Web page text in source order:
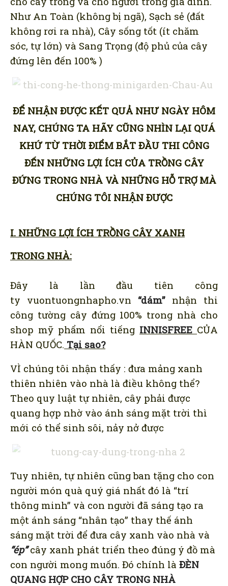
Như An Toàn (không bị ngã), Sạch sẻ (đất
không rơi ra nhà), Cây sống tốt (ít chăm
sóc, tự lớn) và Sang Trọng (độ phủ của cây
đứng lên đến 100% )
ĐỂ NHẬN ĐƯỢC KẾT QUẢ NHƯ NGÀY HÔM
NAY, CHÚNG TA HÃY CŨNG NHÌN LẠI QUÁ
KHỨ TỪ THỜI ĐIỂM BẮT ĐẦU THI CÔNG
ĐẾN NHỮNG LỢI ÍCH CỦA TRỒNG CÂY
ĐỨNG TRONG NHÀ VÀ NHỮNG HỖ TRỢ MÀ
CHÚNG TÔI NHẬN ĐƯỢC
I. NHỮNG LỢI ÍCH TRỒNG CÂY XANH
TRONG NHÀ:
Đây là lần đầu tiên công
ty vuontuongnhapho.vn “dám” nhận thi
công tường cây đứng 100% trong nhà cho
shop mỹ phẩm nổi tiếng INNISFREE CỦA
HÀN QUỐC. Tại sao?
VÌ chúng tôi nhận thấy : đưa mảng xanh
thiên nhiên vào nhà là điều không thể?
Theo quy luật tự nhiên, cây phải được
quang hợp nhờ vào ánh sáng mặt trời thì
mới có thể sinh sôi, nảy nở được
Tuy nhiên, tự nhiên cũng ban tặng cho con
người món quà quý giá nhất đó là “trí
thông minh” và con người đã sáng tạo ra
một ánh sáng “nhân tạo” thay thế ánh
sáng mặt trời để đưa cây xanh vào nhà và
“ép”cây xanh phát triển theo đúng ý đồ mà
con người mong muốn. Đó chính là ĐÈN
QUANG HỢP CHO CÂY TRONG NHÀ